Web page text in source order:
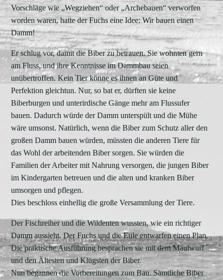
Vorschläge wie „Wegziehen“ oder „Archebauen“ verworfen
worden waren, hatte der Fuchs eine Idee: Wir bauen einen
Damm!
Er schlug vor, damit die Biber zu betrauen. Sie wohnten gern
am Fluss, und ihre Kenntnisse im Dammbau seien
unübertroffen. Kein Tier könne es ihnen an Güte und
Perfektion gleichtun. Nur, so bat er, dürften sie keine
Biberburgen und unterirdische Gänge mehr am Flussufer
bauen. Dadurch würde der Damm unterspült und die Mühe
wäre umsonst. Natürlich, wenn die Biber zum Schutz aller den
großen Damm bauen würden, müssten die anderen Tiere für
das Wohl der arbeitenden Biber sorgen. Sie würden die
Familien der Arbeiter mit Nahrung versorgen, die jungen Biber
im Kindergarten betreuen und die alten und kranken Biber
umsorgen und pflegen.
Dies beschloss einhellig die große Versammlung der Tiere.
Der Fischreiher und die Wildenten wussten, wie ein richtiger
Damm aussieht. Der Fuchs und die Eule entwarfen einen Plan.
Die praktische Ausführung besprachen sie mit dem Maulwurf
und den Ältesten und Klügsten der Biber.
Nun begannen die Vorbereitungen zum Bau. Sämtliche Biber